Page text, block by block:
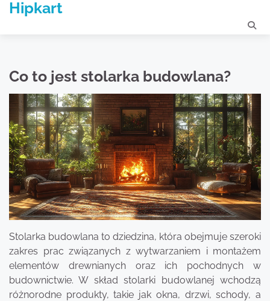
SkipHipkart
Co to jest stolarka budowlana?
Stolarka budowlana to dziedzina, która obejmuje szeroki
zakres prac związanych z wytwarzaniem i montażem
elementów drewnianych oraz ich pochodnych w
budownictwie. W skład stolarki budowlanej wchodzą
różnorodne produkty, takie jak okna, drzwi, schody, a